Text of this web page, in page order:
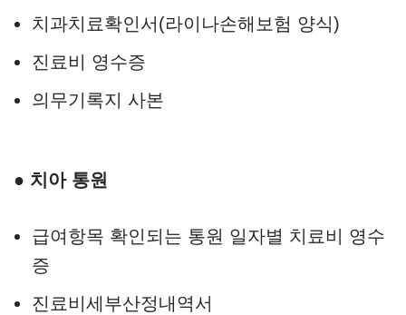
치과치료확인서(라이나손해보험 양식)
진료비 영수증
의무기록지 사본
● 치아 통원
급여항목 확인되는 통원 일자별 치료비 영수
증
진료비세부산정내역서